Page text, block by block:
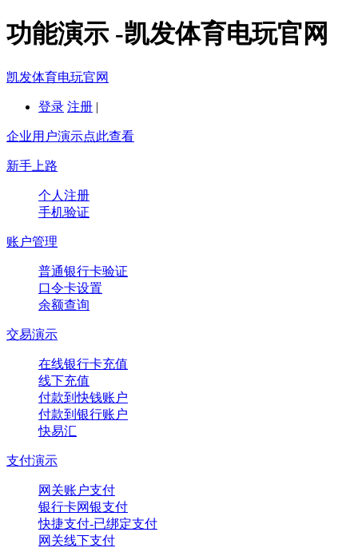
功能演示 -凯发体育电玩官网
凯发体育电玩官网
登录 注册 |
企业用户演示点此查看
新手上路
个人注册
手机验证
账户管理
普通银行卡验证
口令卡设置
余额查询
交易演示
在线银行卡充值
线下充值
付款到快钱账户
付款到银行账户
快易汇
支付演示
网关账户支付
银行卡网银支付
快捷支付-已绑定支付
网关线下支付